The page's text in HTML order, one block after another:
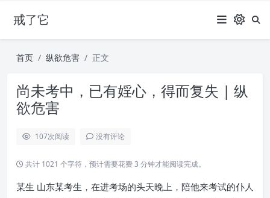
戒了它
首页 纵欲危害 正文
尚未考中，已有婬心，得而复失 | 纵
欲危害
107次阅读 没有评论
共计 1021 个字符，预计需要花费 3 分钟才能阅读完成。
某生 山东某考生，在进考场的头天晚上，陪他来考试的仆人